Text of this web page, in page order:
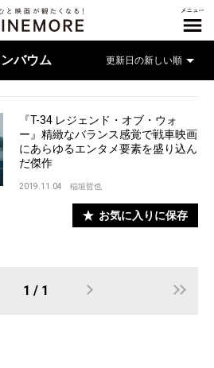
バウム
『T-34 レジェンド・オブ・ウォ
ー』精緻なバランス感覚で戦車映画
にあらゆるエンタメ要素を盛り込ん
だ傑作
2019.11.04 稲垣哲也
お気に入りに保存
1 / 1